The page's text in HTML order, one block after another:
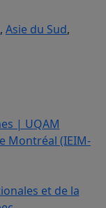
, Asie du Sud,